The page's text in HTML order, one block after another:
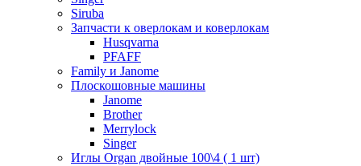
Siruba
Запчасти к оверлокам и коверлокам
Husqvarna
PFAFF
Family и Janome
Плоскошовные машины
Janome
Brother
Merrylock
Singer
Иглы Organ двойные 100\4 ( 1 шт)